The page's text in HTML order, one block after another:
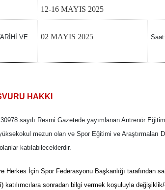
12-16 MAYIS 2025
VE
02 MAYIS 2025
HAKKI
sayılı Resmi Gazetede yayımlanan Antrenör
mezun olan ve Spor Eğitimi ve Araştırmaları
katılabileceklerdir.
Herkes İçin Spor Federasyonu Başkanlığı tarafından
katılımcılara sonradan bilgi vermek koşuluyla